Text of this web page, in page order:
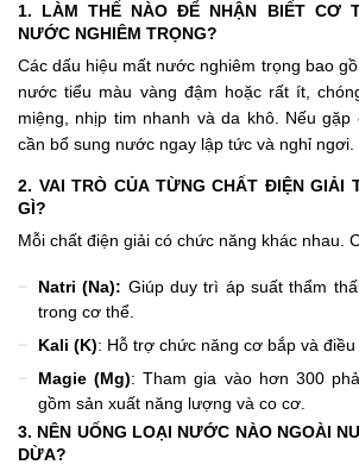
1. LÀM THẾ NÀO ĐỂ NHẬN BIẾT CƠ
NƯỚC NGHIÊM TRỌNG?
Các dấu hiệu mất nước nghiêm trọng bao
nước tiểu màu vàng đậm hoặc rất ít,
miệng, nhịp tim nhanh và da khô. Nếu gặp
cần bổ sung nước ngay lập tức và nghỉ ngơi.
2. VAI TRÒ CỦA TỪNG CHẤT ĐIỆN GIẢI
GÌ?
Mỗi chất điện giải có chức năng khác nhau.
Natri (Na): Giúp duy trì áp suất thẩm
trong cơ thể.
Kali (K): Hỗ trợ chức năng cơ bắp và điều
Magie (Mg): Tham gia vào hơn 300
gồm sản xuất năng lượng và co cơ.
3. NÊN UỐNG LOẠI NƯỚC NÀO NGOÀI
DỪA?